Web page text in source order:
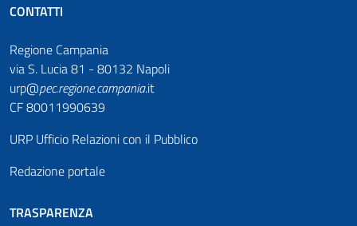
CONTATTI
Regione Campania
via S. Lucia 81 - 80132 Napoli
urp@pec.regione.campania.it
CF 80011990639
URP Ufficio Relazioni con il Pubblico
Redazione portale
TRASPARENZA